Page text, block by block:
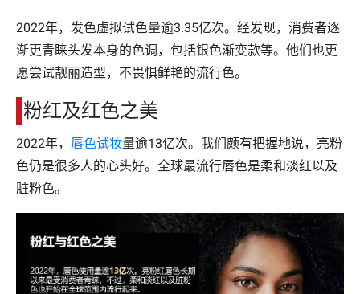
2022年，发色虚拟试色量逾3.35亿次。经发现，消费者逐
渐更青睐头发本身的色调，包括银色渐变款等。他们也更
愿尝试靓丽造型，不畏惧鲜艳的流行色。
粉红及红色之美
2022年， 唇色试妆量逾13亿次。我们颇有把握地说，亮粉
色仍是很多人的心头好。全球最流行唇色是柔和淡红以及
脏粉色。